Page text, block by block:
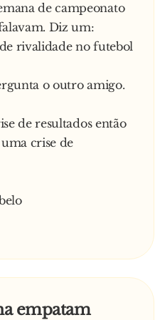
de campeonato
Diz um:
rivalidade no futebol
o outro amigo.
de resultados então
crise de
empatam